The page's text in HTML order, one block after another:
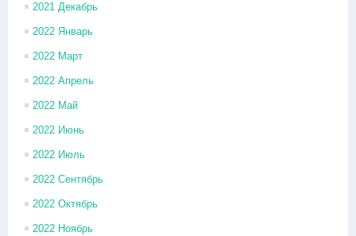
2021 Декабрь
2022 Январь
2022 Март
2022 Апрель
2022 Май
2022 Июнь
2022 Июль
2022 Сентябрь
2022 Октябрь
2022 Ноябрь